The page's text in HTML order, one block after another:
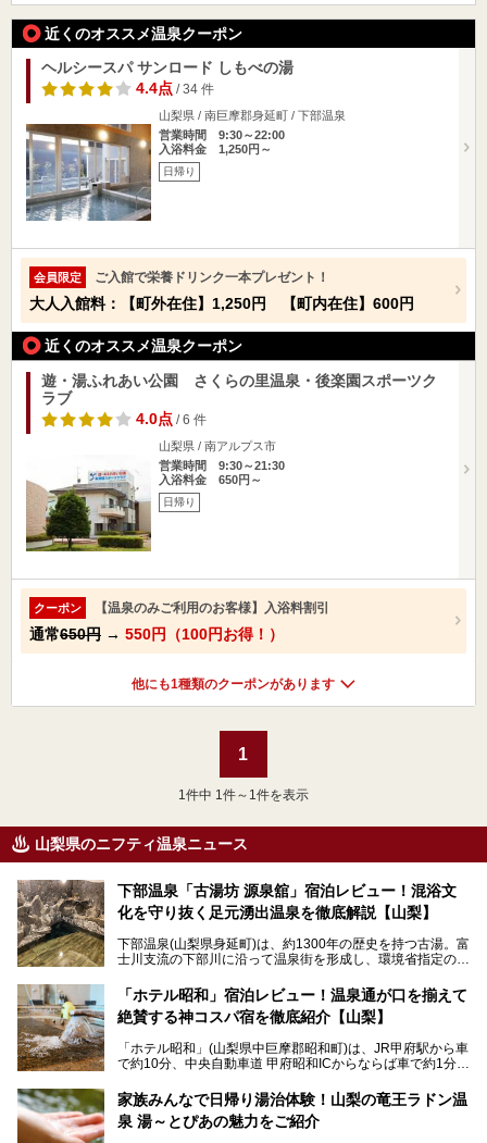
近くのオススメ温泉クーポン
ヘルシースパ サンロード しもべの湯
4.4点/ 34 件
山梨県 / 南巨摩郡身延町 / 下部温泉
営業時間 9:30～22:00
入浴料金 1,250円～
日帰り
会員限定 ご入館で栄養ドリンク一本プレゼント！
大人入館料：【町外在住】1,250円 【町内在住】600円
近くのオススメ温泉クーポン
遊・湯ふれあい公園 さくらの里温泉・後楽園スポーツク
ラブ
4.0点/ 6 件
山梨県 / 南アルプス市
営業時間 9:30～21:30
入浴料金 650円～
日帰り
クーポン 【温泉のみご利用のお客様】入浴料割引
通常650円 → 550円（100円お得！）
他にも1種類のクーポンがあります
1
1 件中 1件～1件を表示
山梨県のニフティ温泉ニュース
下部温泉「古湯坊 源泉舘」宿泊レビュー！混浴文
化を守り抜く足元湧出温泉を徹底解説【山梨】
下部温泉(山梨県身延町)は、約1300年の歴史を持つ古湯。富
士川支流の下部川に沿って温泉街を形成し、環境省指定の国
中でも「古湯坊 源泉舘」は、戦国時代に武田信玄公も療養
したと伝えられる名湯の宿。最大の特徴は、令和の現代にお
いても混浴文化が守られ、老若男女の分け隔て一切無く温泉
向にありますが、「古湯坊 源泉舘」では本来あるべき混浴
の姿が保たれている点に注目すべきでしょう。
今回は足元湧出の混浴温泉である「かくし湯大岩風呂」をは
じめ、湯治棟である「別館神泉」を中心に「古湯坊 源泉
舘」の全貌を徹底紹介します。
「ホテル昭和」宿泊レビュー！温泉通が口を揃えて
絶賛する神コスパ宿を徹底紹介【山梨】
「ホテル昭和」(山梨県中巨摩郡昭和町)は、JR甲府駅から車
で約10分、中央自動車道 甲府昭和ICからならば車で約1分の
から、一人泊でも6,000円台から宿泊可能です。
しかし、最大の魅力は“温泉そのもの”でしょう。自家源泉を
家族みんなで日帰り湯治体験！山梨の竜王ラドン温
泉 湯～とぴあの魅力をご紹介